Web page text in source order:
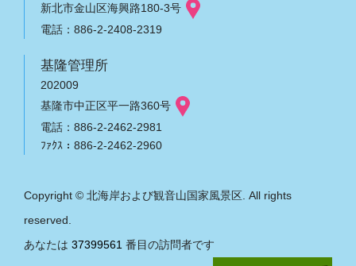
新北市金山区海興路180-3号
電話：886-2-2408-2319
基隆管理所
202009
基隆市中正区平一路360号
電話：886-2-2462-2981
ﾌｧｸｽ：886-2-2462-2960
Copyright © 北海岸および観音山国家風景区. All rights
reserved.
あなたは 37399561 番目の訪問者です